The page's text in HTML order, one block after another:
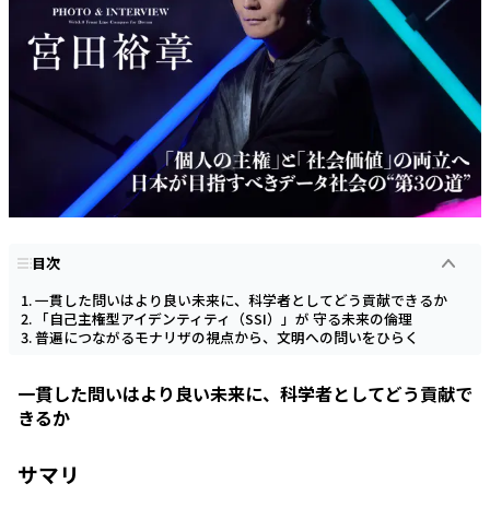
目次
一貫した問いはより良い未来に、科学者としてどう貢献できるか
「自己主権型アイデンティティ（SSI）」が 守る未来の倫理
普遍につながるモナリザの視点から、文明への問いをひらく
一貫した問いはより良い未来に、科学者としてどう貢献で
きるか
サマリ